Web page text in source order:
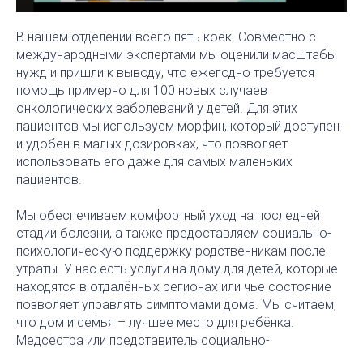
В нашем отделении всего пять коек. Совместно с
международными экспертами мы оценили масштабы
нужд и пришли к выводу, что ежегодно требуется
помощь примерно для 100 новых случаев
онкологических заболеваний у детей. Для этих
пациентов мы используем морфин, который доступен
и удобен в малых дозировках, что позволяет
использовать его даже для самых маленьких
пациентов.
Мы обеспечиваем комфортный уход на последней
стадии болезни, а также предоставляем социально-
психологическую поддержку родственникам после
утраты. У нас есть услуги на дому для детей, которые
находятся в отдалённых регионах или чье состояние
позволяет управлять симптомами дома. Мы считаем,
что дом и семья – лучшее место для ребёнка.
Медсестра или представитель социально-